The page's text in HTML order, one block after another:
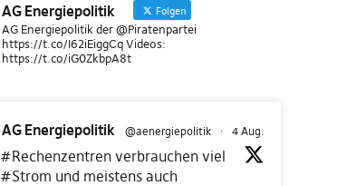
AG Energiepolitik Folgen
AG Energiepolitik der @Piratenpartei
https://t.co/I62iEiggCq Videos:
https://t.co/iG0ZkbpA8t
AG Energiepolitik @aenergiepolitik · 4 Aug.
#Rechenzentrenverbrauchen viel
#Strom und meistens auch